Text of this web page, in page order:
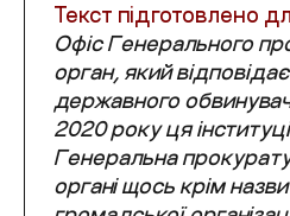
Текст підготовлено
Офіс Генерального
орган, який
державного
2020 року ця
Генеральна
органі щось крім